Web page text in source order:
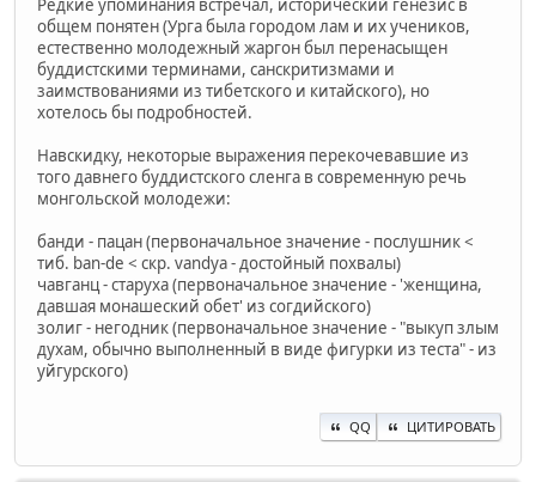
Редкие упоминания встречал, исторический генезис в
общем понятен (Урга была городом лам и их учеников,
естественно молодежный жаргон был перенасыщен
буддистскими терминами, санскритизмами и
заимствованиями из тибетского и китайского), но
хотелось бы подробностей.
Навскидку, некоторые выражения перекочевавшие из
того давнего буддистского сленга в современную речь
монгольской молодежи:
банди - пацан (первоначальное значение - послушник <
тиб. ban-de < скр. vandya - достойный похвалы)
чавганц - старуха (первоначальное значение - 'женщина,
давшая монашеский обет' из согдийского)
золиг - негодник (первоначальное значение - "выкуп злым
духам, обычно выполненный в виде фигурки из теста" - из
уйгурского)
QQ ЦИТИРОВАТЬ